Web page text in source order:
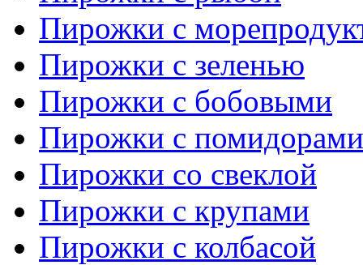
Пирожки с
Пирожки с зеленью
Пирожки с бобовыми
Пирожки с помидорами
Пирожки со свеклой
Пирожки с крупами
Пирожки с колбасой